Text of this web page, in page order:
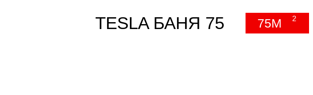
75М 2
TESLA БАНЯ 75